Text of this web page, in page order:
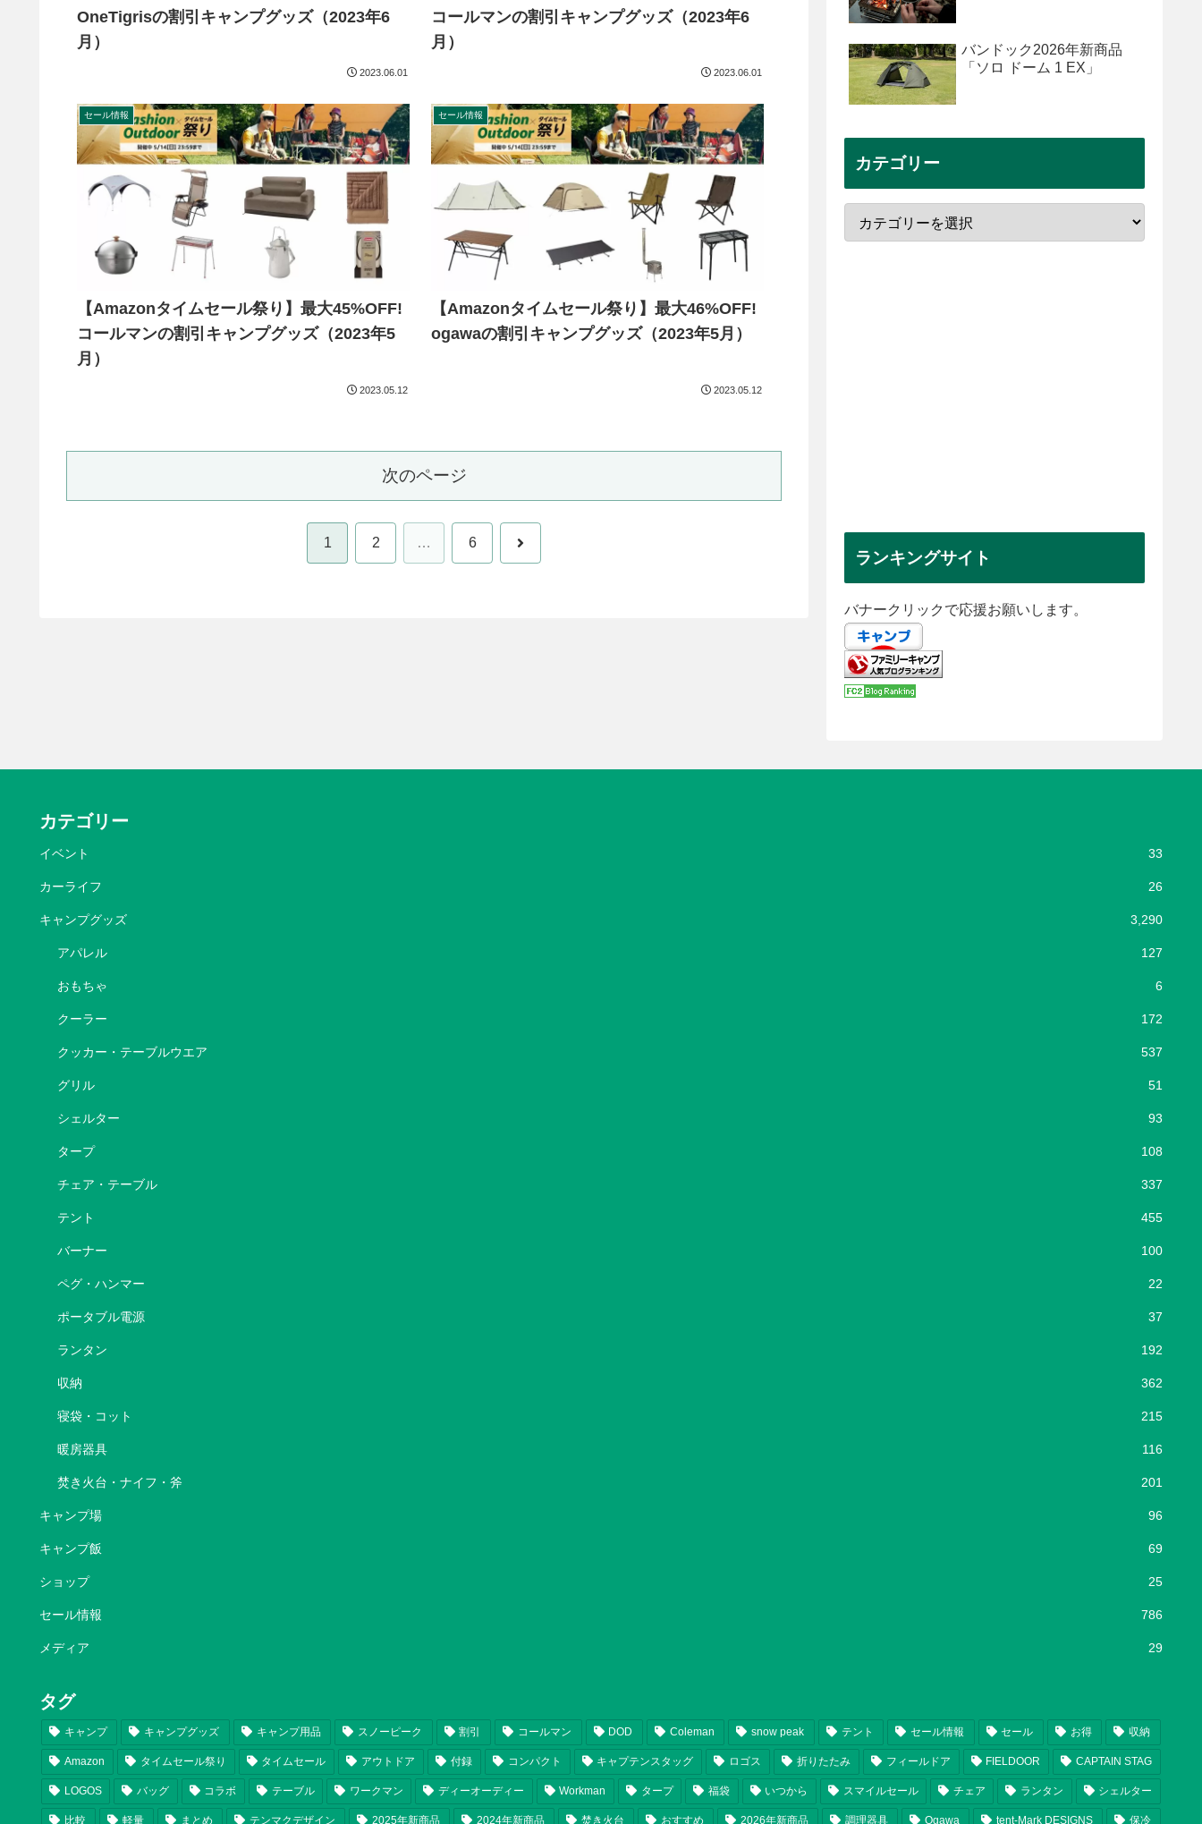
OneTigrisの割引キャンプグッズ（2023年6
月）
2023.06.01
コールマンの割引キャンプグッズ（2023年6
月）
2023.06.01
セール情報
【Amazonタイムセール祭り】最大45%OFF!
コールマンの割引キャンプグッズ（2023年5
月）
2023.05.12
セール情報
【Amazonタイムセール祭り】最大46%OFF!
ogawaの割引キャンプグッズ（2023年5月）
2023.05.12
次のページ
1 2 … 6 次
バンドック2026年新商品
「ソロ ドーム 1 EX」
カテゴリー
ランキングサイト
バナークリックで応援お願いします。
カテゴリー
イベント 33
カーライフ 26
キャンプグッズ 3,290
アパレル 127
おもちゃ 6
クーラー 172
クッカー・テーブルウエア 537
グリル 51
シェルター 93
タープ 108
チェア・テーブル 337
テント 455
バーナー 100
ペグ・ハンマー 22
ポータブル電源 37
ランタン 192
収納 362
寝袋・コット 215
暖房器具 116
焚き火台・ナイフ・斧 201
キャンプ場 96
キャンプ飯 69
ショップ 25
セール情報 786
メディア 29
タグ
キャンプ キャンプグッズ キャンプ用品 スノーピーク 割引 コールマン DOD Coleman snow peak テント セール情報 セール お得 収納
Amazon タイムセール祭り タイムセール アウトドア 付録 コンパクト キャプテンスタッグ ロゴス 折りたたみ フィールドア FIELDOOR CAPTAIN STAG
LOGOS バッグ コラボ テーブル ワークマン ディーオーディー Workman タープ 福袋 いつから スマイルセール チェア ランタン シェルター
比較 軽量 まとめ テンマクデザイン 2025年新商品 2024年新商品 焚き火台 おすすめ 2026年新商品 調理器具 Ogawa tent-Mark DESIGNS 保冷